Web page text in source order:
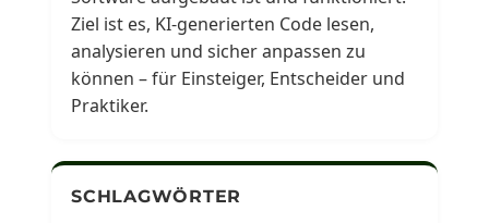
Ziel ist es, KI-generierten Code lesen,
analysieren und sicher anpassen zu
können – für Einsteiger, Entscheider und
Praktiker.
SCHLAGWÖRTER